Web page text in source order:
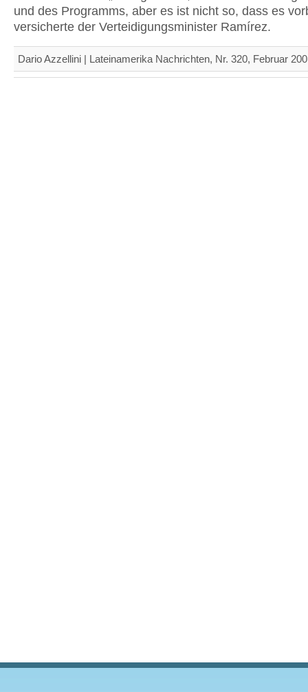
und des Programms, aber es ist nicht so, dass es
versicherte der Verteidigungsminister Ramírez.
Dario Azzellini | Lateinamerika Nachrichten, Nr. 320, Februar